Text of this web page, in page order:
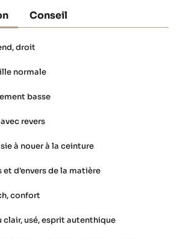
Conseil
droit
normale
basse
revers
à nouer à la ceinture
et d'envers de la matière
confort
clair, usé, esprit autenthique